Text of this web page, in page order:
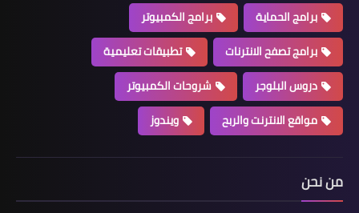
برامج الحماية
برامج الكمبيوتر
برامج تصفح الانترنات
تطبيقات تعليمية
دروس البلوجر
شروحات الكمبيوتر
مواقع الانترنت والربح
ويندوز
من نحن